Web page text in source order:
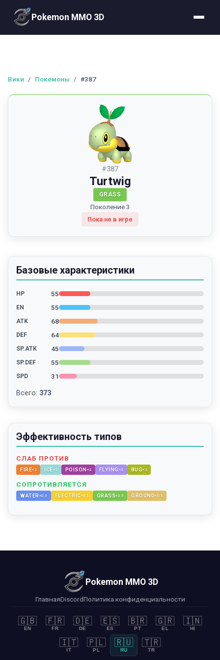
Pokemon MMO 3D
Вики / Покемоны / #387
#387
Turtwig
GRASS
Поколение 3
Пока не в игре
Базовые характеристики
HP 55
EN 55
ATK 68
DEF 64
SP.ATK 45
SP.DEF 55
SPD 31
Всего: 373
Эффективность типов
СЛАБ ПРОТИВ
FIRE× 2 ICE×2 POISON ×2 FLYING ×2 BUG× 2
СОПРОТИВЛЯЕТСЯ
WATER ×0.5 ELECTRIC×0.5 GRASS×0.5 GROUND×0.5
Pokemon MMO 3D
ГлавнаяDiscordПолитика конфиденциальности
🇬🇧
EN
🇫🇷
FR
🇩🇪
DE
🇪🇸
ES
🇧🇷
PT
🇬🇷
EL
🇮🇳
HI
🇮🇹
IT
🇵🇱
PL
🇷🇺
RU
🇹🇷
TR